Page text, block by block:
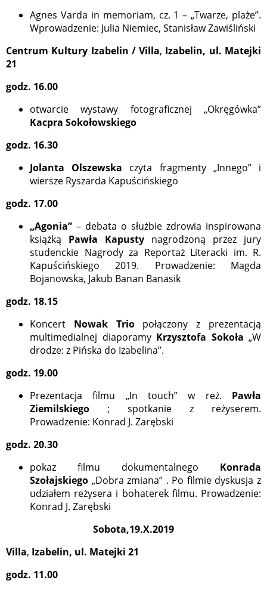
Agnes Varda in memoriam, cz. 1 – „Twarze, plaże”.
Wprowadzenie: Julia Niemiec, Stanisław Zawiśliński
Centrum Kultury Izabelin / Villa, Izabelin, ul. Matejki
21
godz. 16.00
otwarcie wystawy fotograficznej „Okręgówka”
Kacpra Sokołowskiego
godz. 16.30
Jolanta Olszewska czyta fragmenty „Innego” i
wiersze Ryszarda Kapuścińskiego
godz. 17.00
„Agonia” – debata o służbie zdrowia inspirowana
książką Pawła Kapusty nagrodzoną przez jury
studenckie Nagrody za Reportaż Literacki im. R.
Kapuścińskiego 2019. Prowadzenie: Magda
Bojanowska, Jakub Banan Banasik
godz. 18.15
Koncert Nowak Trio połączony z prezentacją
multimedialnej diaporamy Krzysztofa Sokoła „W
drodze: z Pińska do Izabelina”.
godz. 19.00
Prezentacja filmu „In touch” w reż. Pawła
Ziemilskiego ; spotkanie z reżyserem.
Prowadzenie: Konrad J. Zarębski
godz. 20.30
pokaz filmu dokumentalnego Konrada
Szołajskiego „Dobra zmiana” . Po filmie dyskusja z
udziałem reżysera i bohaterek filmu. Prowadzenie:
Konrad J. Zarębski
Sobota,19.X.2019
Villa, Izabelin, ul. Matejki 21
godz. 11.00